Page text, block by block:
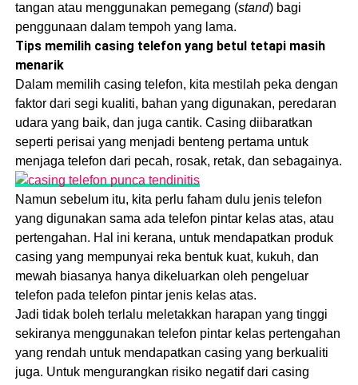
tangan atau menggunakan pemegang (stand) bagi
penggunaan dalam tempoh yang lama.
Tips memilih casing telefon yang betul tetapi masih
menarik
Dalam memilih casing telefon, kita mestilah peka dengan
faktor dari segi kualiti, bahan yang digunakan, peredaran
udara yang baik, dan juga cantik. Casing diibaratkan
seperti perisai yang menjadi benteng pertama untuk
menjaga telefon dari pecah, rosak, retak, dan sebagainya.
Namun sebelum itu, kita perlu faham dulu jenis telefon
yang digunakan sama ada telefon pintar kelas atas, atau
pertengahan. Hal ini kerana, untuk mendapatkan produk
casing yang mempunyai reka bentuk kuat, kukuh, dan
mewah biasanya hanya dikeluarkan oleh pengeluar
telefon pada telefon pintar jenis kelas atas.
Jadi tidak boleh terlalu meletakkan harapan yang tinggi
sekiranya menggunakan telefon pintar kelas pertengahan
yang rendah untuk mendapatkan casing yang berkualiti
juga. Untuk mengurangkan risiko negatif dari casing